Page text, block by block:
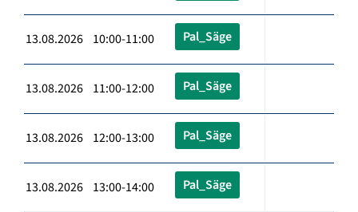
13.08.2026 10:00-11:00 Pal_Säge
13.08.2026 11:00-12:00 Pal_Säge
13.08.2026 12:00-13:00 Pal_Säge
13.08.2026 13:00-14:00 Pal_Säge